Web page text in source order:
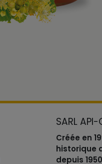
SARL API-
Créée en
historique
depuis